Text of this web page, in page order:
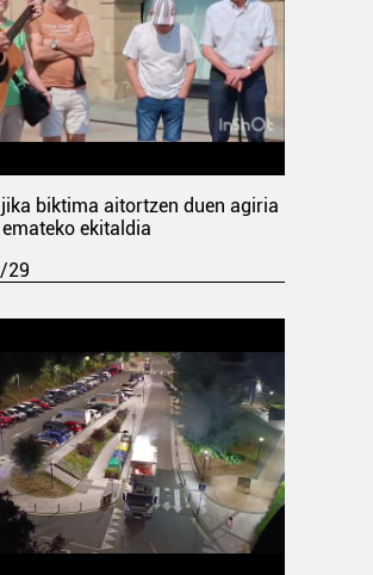
biktima aitortzen duen agiria
ekitaldia
29